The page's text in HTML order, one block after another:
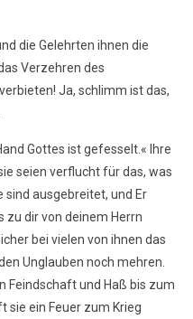
die Gelehrten ihnen die
Verzehren des
Ja, schlimm ist das,
Gottes ist gefesselt.« Ihre
seien verflucht für das, was
sind ausgebreitet, und Er
zu dir von deinem Herrn
bei vielen von ihnen das
Unglauben noch mehren.
Feindschaft und Haß bis zum
sie ein Feuer zum Krieg